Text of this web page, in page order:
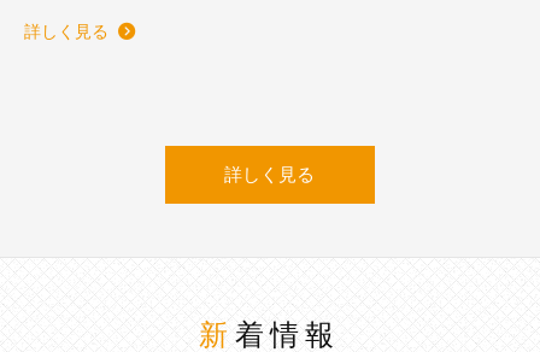
詳しく見る
詳しく見る
新着情報